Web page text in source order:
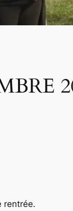
rentrée.